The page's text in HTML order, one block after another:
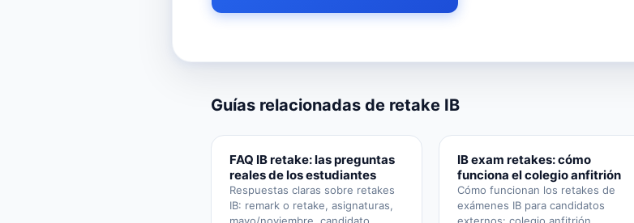
Guías relacionadas de retake IB
FAQ IB retake: las preguntas
reales de los estudiantes
Respuestas claras sobre retakes
IB: remark o retake, asignaturas,
IB exam retakes: cómo
funciona el colegio anfitrión
Cómo funcionan los retakes de
exámenes IB para candidatos